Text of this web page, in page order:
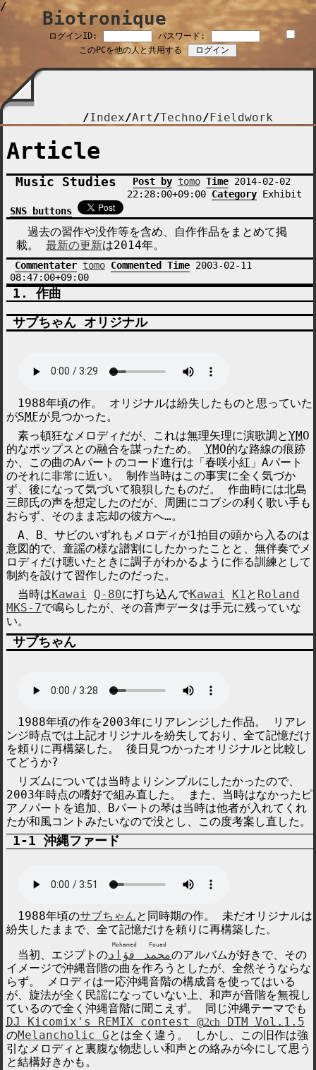
/
Biotronique
Index Art Techno Fieldwork
ログインID:
パスワード:
このPCを他の人と共用する
Article
Music Studies Post by tomo Time 2014-02-02
22:28:00+09:00 Category Exhibit
SNS buttons
過去の習作や没作等を含め、自作作品をまとめて掲
載。最新の更新は2014年。
Commentater tomo Commented Time 2003-02-11
08:47:00+09:00
作曲
サブちゃん オリジナル
1988年頃の作。 オリジナルは紛失したものと思っていた
がSMFが見つかった。
素っ頓狂なメロディだが、これは無理矢理に演歌調とYMO
的なポップスとの融合を謀ったため。 YMO的な路線の痕跡
か、この曲のAパートのコード進行は「春咲小紅」Aパート
のそれに非常に近い。 制作当時はこの事実に全く気づか
ず、後になって気づいて狼狽したものだ。 作曲時には北島
三郎氏の声を想定したのだが、周囲にコブシの利く歌い手も
おらず、そのまま忘却の彼方へ…。
A、B、サビのいずれもメロディが1拍目の頭から入るのは
意図的で、童謡の様な譜割にしたかったことと、無伴奏でメ
ロディだけ聴いたときに調子がわかるように作る訓練として
制約を設けて習作したのだった。
当時はKawai Q-80に打ち込んでKawai K1 と Roland
MKS-7で鳴らしたが、その音声データは手元に残っていな
い。
サブちゃん
1988年頃の作を2003年にリアレンジした作品。 リアレ
ンジ時点では上記オリジナルを紛失しており、全て記憶だけ
を頼りに再構築した。 後日見つかったオリジナルと比較し
てどうか?
リズムについては当時よりシンプルにしたかったので、
2003年時点の嗜好で組み直した。 また、当時はなかったピ
アノパートを追加、Bパートの琴は当時は他者が入れてくれ
たが和風コントみたいなので没とし、この度考案し直した。
沖縄ファード
1988年頃のサブちゃんと同時期の作。 未だオリジナルは
紛失したままで、全て記憶だけを頼りに再構築した。
当初、エジプトのمحمد فؤاد
Mohamed Fouad
のアルバムが好きで、その
イメージで沖縄音階の曲を作ろうとしたが、全然そうならな
らず。 メロディは一応沖縄音階の構成音を使ってはいる
が、旋法が全く民謡になっていない上、和声が音階を無視し
ているので全く沖縄音階に聞こえず。 同じ沖縄テーマでも
DJ Kicomix's REMIX contest @2ch DTM Vol. 1.5
のMelancholic Gとは全く違う。 しかし、この旧作は強
引なメロディと裏腹な物悲しい和声との絡みが今にして思う
と結構好きかも。